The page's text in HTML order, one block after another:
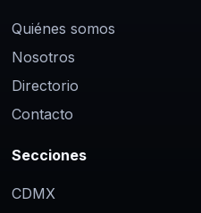
Quiénes somos
Nosotros
Directorio
Contacto
Secciones
CDMX